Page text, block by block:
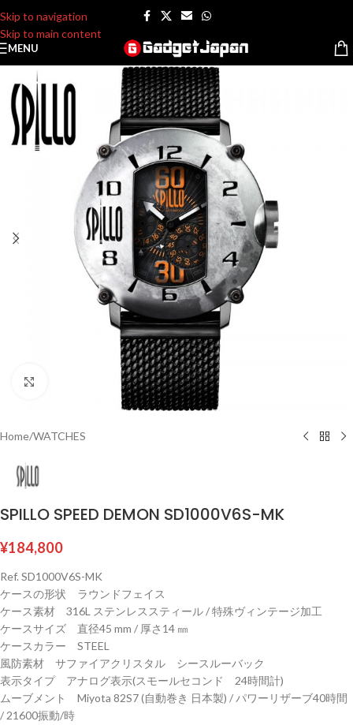
Skip to navigation
Skip to main content
MENU
Click to enlarge
Home/WATCHES
SPILLO SPEED DEMON SD1000V6S-MK
¥184,800
Ref. SD1000V6S-MK
ケースの形状 ラウンドフェイス
ケース素材 316L ステンレススティール / 特殊ヴィンテージ加工
ケースサイズ 直径45 mm / 厚さ14 ㎜
ケースカラー STEEL
風防素材 サファイアクリスタル シースルーバック
表示タイプ アナログ表示(スモールセコンド 24時間計)
ムーブメント Miyota 82S7 (自動巻き 日本製) / パワーリザーブ40時間
/ 21600振動/時